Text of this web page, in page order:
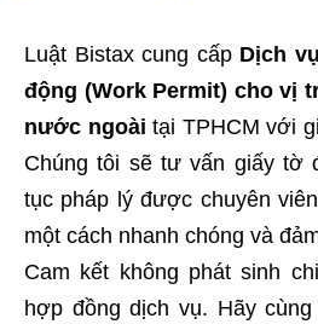
Luật Bistax cung cấp Dịch
động (Work Permit) cho vị
nước ngoài tại TPHCM với
Chúng tôi sẽ tư vấn giấy tờ
tục pháp lý được chuyên
một cách nhanh chóng và
Cam kết không phát sinh
hợp đồng dịch vụ. Hãy